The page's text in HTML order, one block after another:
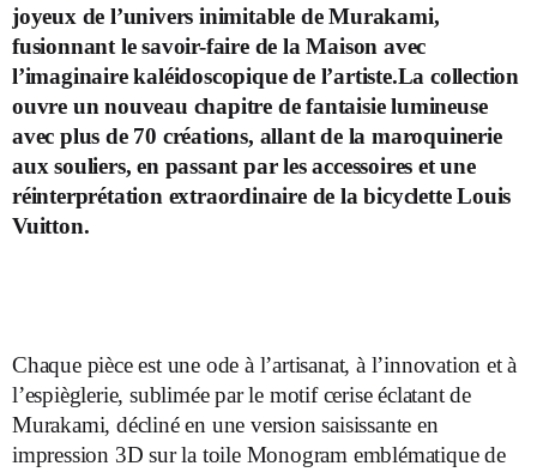
joyeux de l’univers inimitable de Murakami,
fusionnant le savoir-faire de la Maison avec
l’imaginaire kaléidoscopique de l’artiste.La collection
ouvre un nouveau chapitre de fantaisie lumineuse
avec plus de 70 créations, allant de la maroquinerie
aux souliers, en passant par les accessoires et une
réinterprétation extraordinaire de la bicyclette Louis
Vuitton.
Chaque pièce est une ode à l’artisanat, à l’innovation et à
l’espièglerie, sublimée par le motif cerise éclatant de
Murakami, décliné en une version saisissante en
impression 3D sur la toile Monogram emblématique de